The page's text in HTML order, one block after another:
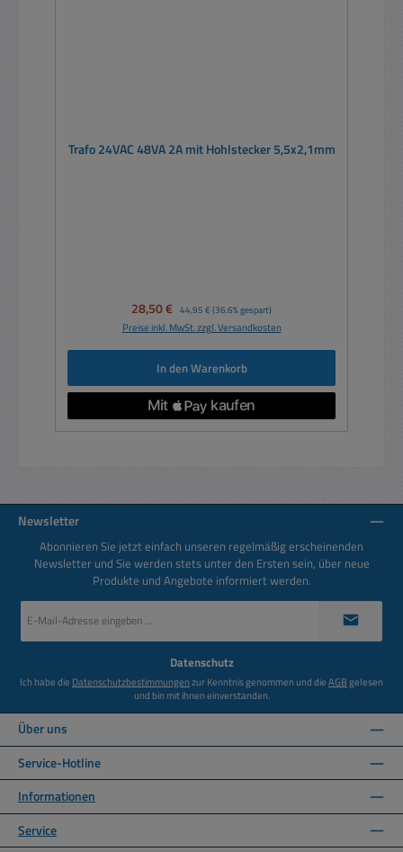
Trafo 24VAC 48VA 2A mit Hohlstecker 5,5x2,1mm
Verkaufspreis:
28,50 € Regulärer Preis:
44,95 € (36.6% gespart)
Preise inkl. MwSt. zzgl. Versandkosten
In den Warenkorb
Newsletter
Abonnieren Sie jetzt einfach unseren regelmäßig erscheinenden
Newsletter und Sie werden stets unter den Ersten sein, über neue
Produkte und Angebote informiert werden.
Mail-
Datenschutz
Ich habe die Datenschutzbestimmungenzur Kenntnis genommen und dieAGBgelesen
und bin mit ihnen einverstanden.
Über uns
Service-Hotline
Informationen
Service